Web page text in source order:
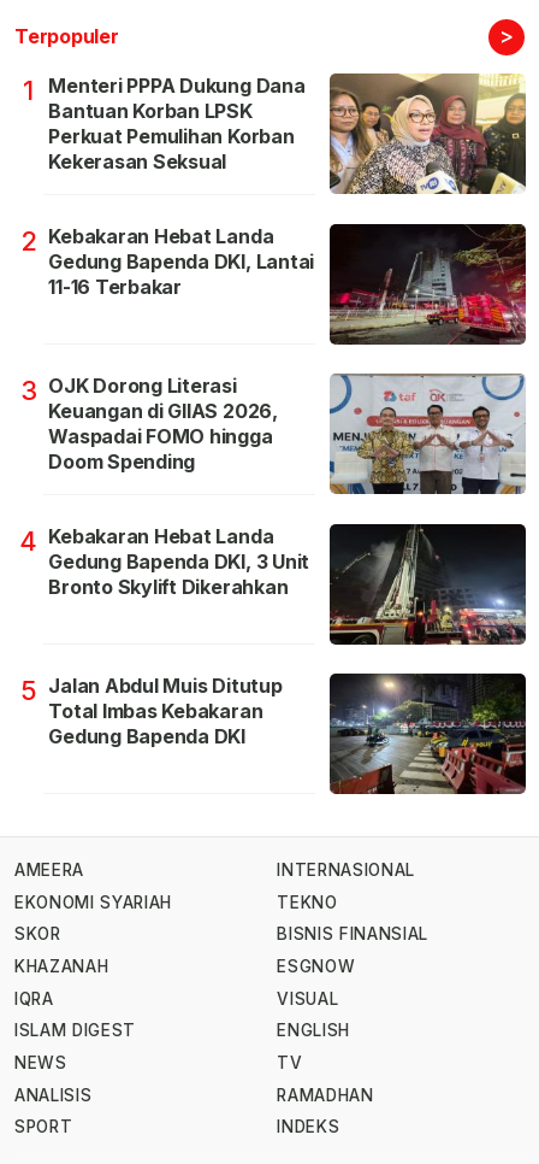
Terpopuler >
1
Menteri PPPA Dukung Dana
Bantuan Korban LPSK
Perkuat Pemulihan Korban
Kekerasan Seksual
2 Kebakaran Hebat Landa
Gedung Bapenda DKI, Lantai
11-16 Terbakar
3 OJK Dorong Literasi
Keuangan di GIIAS 2026,
Waspadai FOMO hingga
Doom Spending
4 Kebakaran Hebat Landa
Gedung Bapenda DKI, 3 Unit
Bronto Skylift Dikerahkan
5 Jalan Abdul Muis Ditutup
Total Imbas Kebakaran
Gedung Bapenda DKI
AMEERA
EKONOMI SYARIAH
SKOR
KHAZANAH
IQRA
ISLAM DIGEST
NEWS
ANALISIS
SPORT
INTERNASIONAL
TEKNO
BISNIS FINANSIAL
ESGNOW
VISUAL
ENGLISH
TV
RAMADHAN
INDEKS